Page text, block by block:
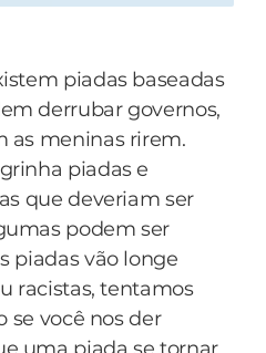
piadas baseadas
derrubar governos,
as meninas rirem.
piadas e
que deveriam ser
podem ser
piadas vão longe
racistas, tentamos
se você nos der